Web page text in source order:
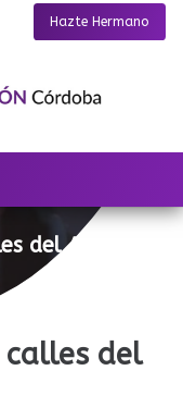
Hazte Hermano
del Alcázar
calles del